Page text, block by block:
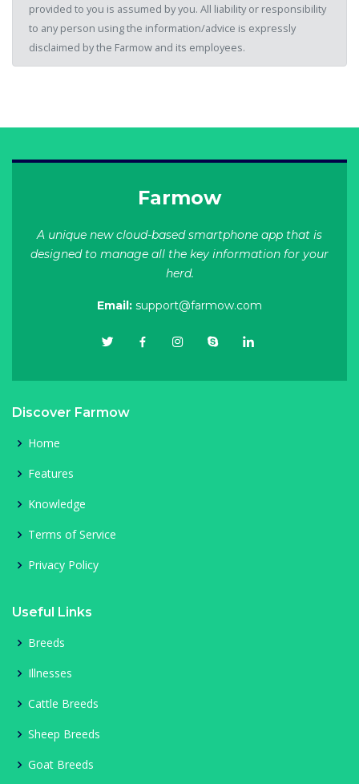
provided to you is assumed by you. All liability or responsibility
to any person using the information/advice is expressly
disclaimed by the Farmow and its employees.
Farmow
A unique new cloud-based smartphone app that is
designed to manage all the key information for your
herd.
Email: support@farmow.com
Discover Farmow
Home
Features
Knowledge
Terms of Service
Privacy Policy
Useful Links
Breeds
Illnesses
Cattle Breeds
Sheep Breeds
Goat Breeds